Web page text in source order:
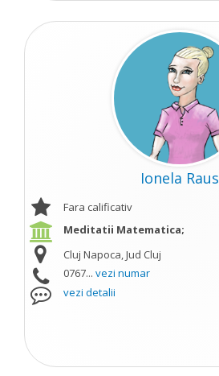
Ionela Raus
Fara calificativ
Meditatii Matematica;
Cluj Napoca, Jud Cluj
0767... vezi numar
vezi detalii